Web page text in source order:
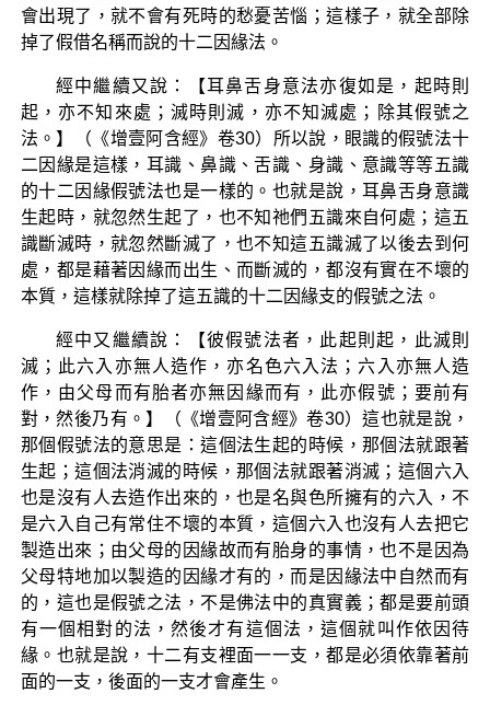
會出現了，就不會有死時的愁憂苦惱；這樣子，就全部除
掉了假借名稱而說的十二因緣法。
經中繼續又說：【耳鼻舌身意法亦復如是，起時則
起，亦不知來處；滅時則滅，亦不知滅處；除其假號之
法。】（《增壹阿含經》卷30）所以說，眼識的假號法十
二因緣是這樣，耳識、鼻識、舌識、身識、意識等等五識
的十二因緣假號法也是一樣的。也就是說，耳鼻舌身意識
生起時，就忽然生起了，也不知祂們五識來自何處；這五
識斷滅時，就忽然斷滅了，也不知這五識滅了以後去到何
處，都是藉著因緣而出生、而斷滅的，都沒有實在不壞的
本質，這樣就除掉了這五識的十二因緣支的假號之法。
經中又繼續說：【彼假號法者，此起則起，此滅則
滅；此六入亦無人造作，亦名色六入法；六入亦無人造
作，由父母而有胎者亦無因緣而有，此亦假號；要前有
對，然後乃有。】（《增壹阿含經》卷30）這也就是說，
那個假號法的意思是：這個法生起的時候，那個法就跟著
生起；這個法消滅的時候，那個法就跟著消滅；這個六入
也是沒有人去造作出來的，也是名與色所擁有的六入，不
是六入自己有常住不壞的本質，這個六入也沒有人去把它
製造出來；由父母的因緣故而有胎身的事情，也不是因為
父母特地加以製造的因緣才有的，而是因緣法中自然而有
的，這也是假號之法，不是佛法中的真實義；都是要前頭
有一個相對的法，然後才有這個法，這個就叫作依因待
緣。也就是說，十二有支裡面一一支，都是必須依靠著前
面的一支，後面的一支才會產生。